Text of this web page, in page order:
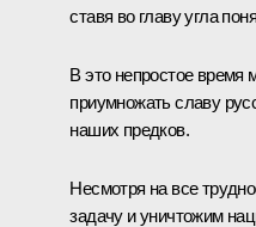
ставя во главу угла
В это непростое время
приумножать славу
наших предков.
Несмотря на все
задачу и уничтожим